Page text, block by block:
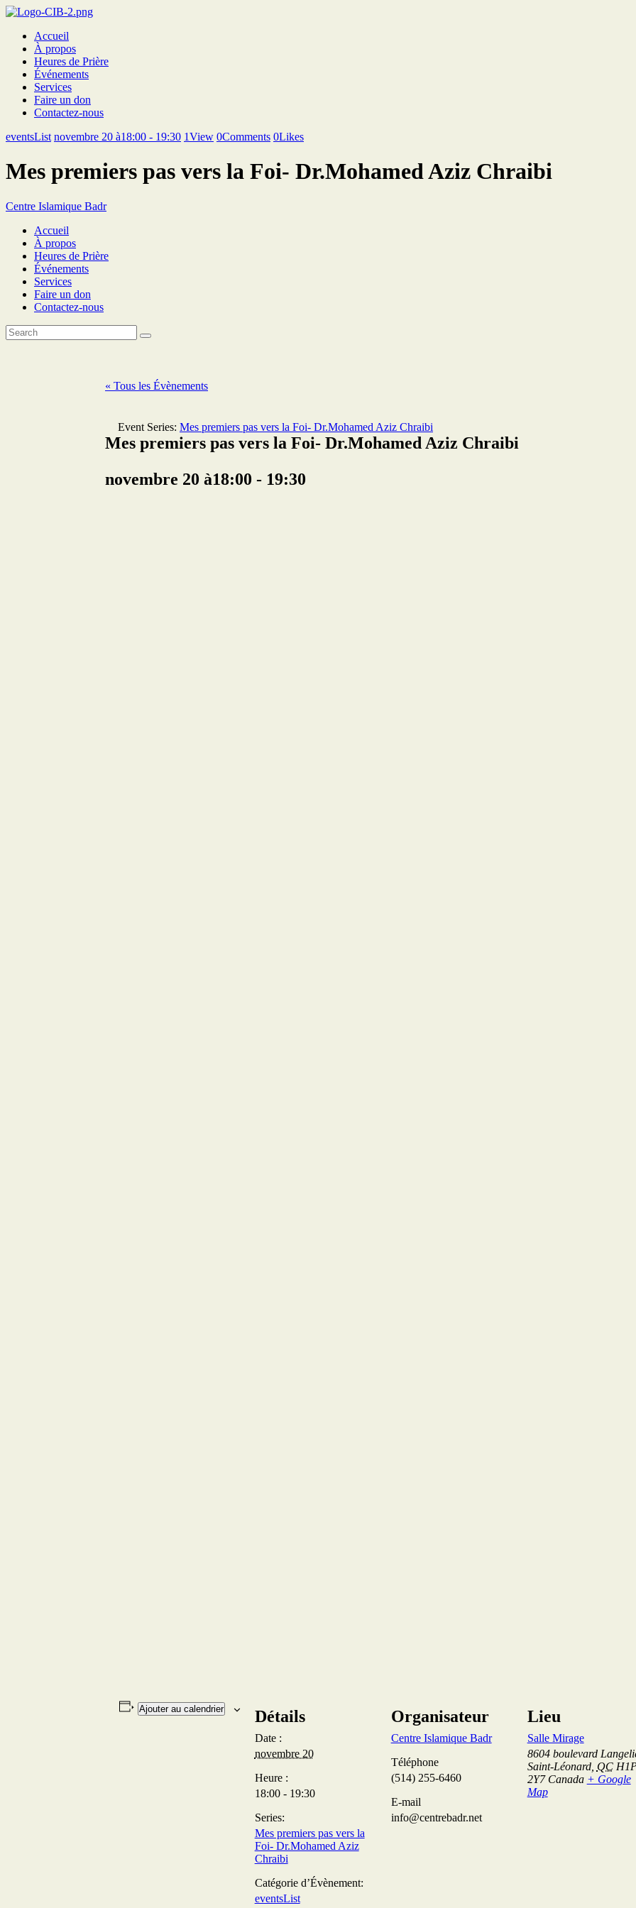
Accueil
À propos
Heures de Prière
Événements
Services
Faire un don
Contactez-nous
eventsList novembre 20 à18:00 - 19:30 1View 0Comments 0Likes
Mes premiers pas vers la Foi- Dr.Mohamed Aziz Chraibi
Centre Islamique Badr
Accueil
À propos
Heures de Prière
Événements
Services
Faire un don
Contactez-nous
« Tous les Évènements
Event Series: Mes premiers pas vers la Foi- Dr.Mohamed Aziz Chraibi
Mes premiers pas vers la Foi- Dr.Mohamed Aziz Chraibi
novembre 20 à18:00 - 19:30
Ajouter au calendrier Détails
Date :
novembre 20
Heure :
18:00 - 19:30
Series:
Mes premiers pas vers la
Foi- Dr.Mohamed Aziz
Chraibi
Catégorie d’Évènement:
eventsList
Organisateur
Centre Islamique Badr
Téléphone
(514) 255-6460
E-mail
info@centrebadr.net
Lieu
Salle Mirage
8604 boulevard
Saint-Léonard, QC
2Y7 Canada + Google
Map